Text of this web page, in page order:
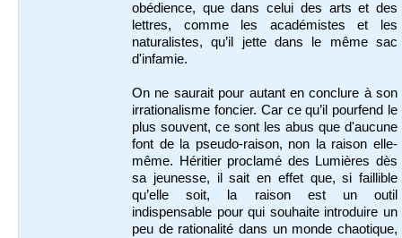
obédience, que dans celui des arts et des
lettres, comme les académistes et les
naturalistes, qu’il jette dans le même sac
d'infamie.
On ne saurait pour autant en conclure à son
irrationalisme foncier. Car ce qu’il pourfend le
plus souvent, ce sont les abus que d'aucune
font de la pseudo-raison, non la raison elle-
même. Héritier proclamé des Lumières dès
sa jeunesse, il sait en effet que, si faillible
qu’elle soit, la raison est un outil
indispensable pour qui souhaite introduire un
peu de rationalité dans un monde chaotique,